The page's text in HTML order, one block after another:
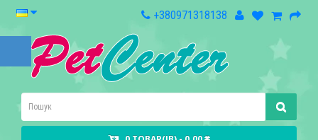
+380971318138